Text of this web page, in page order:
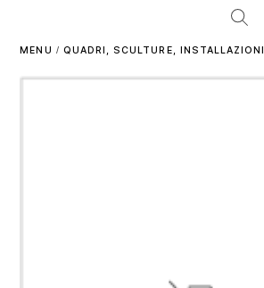
MENU / QUADRI, SCULTURE, INSTALLAZIONI